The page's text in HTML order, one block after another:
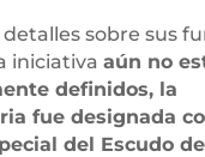
sobre sus
iniciativa aún no
definidos, la
fue designada
del Escudo